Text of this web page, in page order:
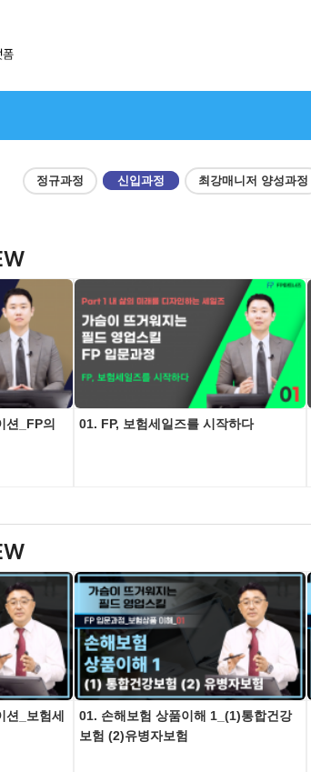
정규과정 신입과정 최강매니저 양성과정
션_FP의
01. FP, 보험세일즈를 시작하다
션_보험세
01. 손해보험 상품이해 1_(1)통합건강
보험 (2)유병자보험